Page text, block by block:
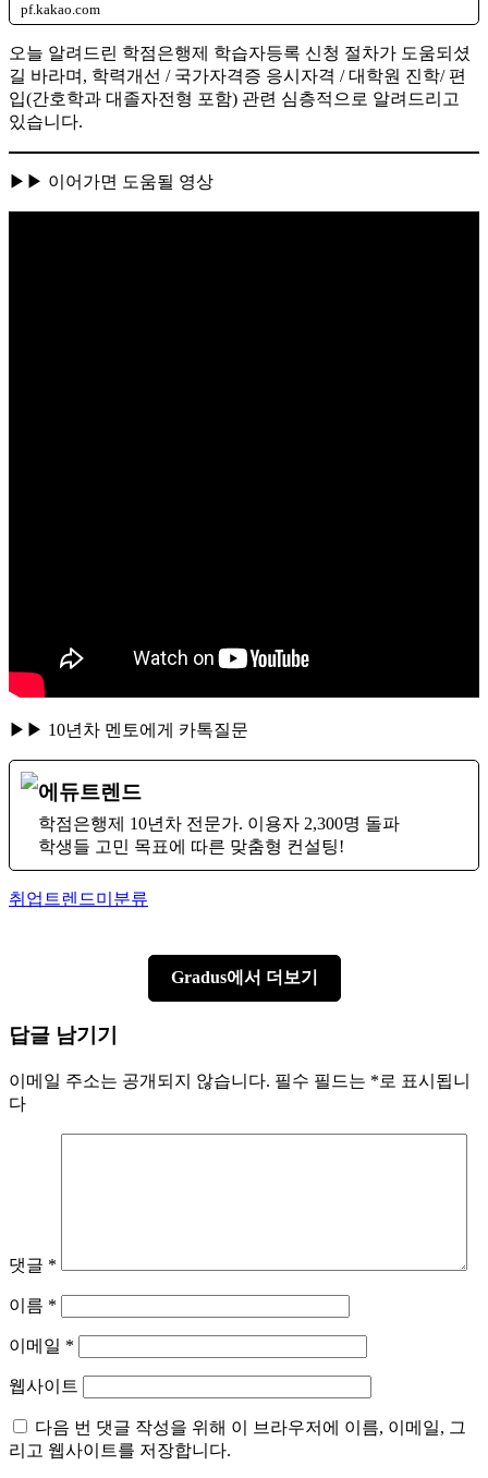
pf.kakao.com
오늘 알려드린 학점은행제 학습자등록 신청 절차가 도움되셨
길 바라며, 학력개선 / 국가자격증 응시자격 / 대학원 진학/ 편
입(간호학과 대졸자전형 포함) 관련 심층적으로 알려드리고
있습니다.
▶▶ 이어가면 도움될 영상
▶▶ 10년차 멘토에게 카톡질문
에듀트렌드
학점은행제 10년차 전문가. 이용자 2,300명 돌파
학생들 고민 목표에 따른 맞춤형 컨설팅!
Author
취업트렌드Categories
미분류
Gradus에서 더보기
답글 남기기
이메일 주소는 공개되지 않습니다. 필수 필드는 *로 표시됩니
다
댓글 *
이름 *
이메일 *
웹사이트
다음 번 댓글 작성을 위해 이 브라우저에 이름, 이메일, 그
리고 웹사이트를 저장합니다.